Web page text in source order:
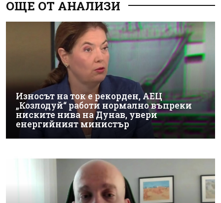
ОЩЕ ОТ АНАЛИЗИ
Износът на ток е рекорден, АЕЦ
„Козлодуй“ работи нормално въпреки
ниските нива на Дунав, увери
енергийният министър